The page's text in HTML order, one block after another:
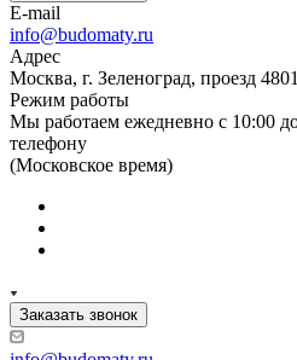
E-mail
info@budomaty.ru
Адрес
Москва, г. Зеленоград, проезд
Режим работы
Мы работаем ежедневно с 10:00
телефону
(Московское время)
Заказать звонок